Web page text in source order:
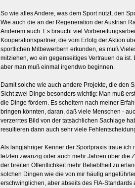
So wie alles Andere, was dem Sport nützt, den
Wie auch die an der Regeneration der Austrian
Anderem auch: Es braucht viel
Kooperationspartner, die vom Erfolg der Aktion
sportlichen Mitbewerbern erkunden, es muß
mitziehen, wo ein gegenseitiges Vertrauen da
aber man muß einmal irgendwo beginnen.
Damit solche wie auch andere Projekte, die den
Sicht zwei Dinge besonders wichtig: Man muß
die Dinge fördern. Es scheitern nach meiner
bringen könnten, daran, daß viele Menschen -
verzerrtes Bild von der tatsächlichen Sachlage
resultieren dann auch sehr viele
Als langjähriger Kenner der Sportpraxis traue ich
letzten zwanzig oder auch mehr Jahren über die
der breiten Öffentlichkeit mehr Beliebtheit zu
solchen Dingen wie die von mir häufig
erschwinglichen, aber abseits des FIA-